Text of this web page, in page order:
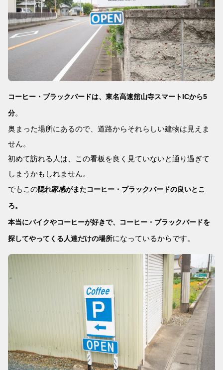
コーヒー・ブラックバードは、東名高速舘山寺スマートICから5
分。
奥まった場所にあるので、道路からそれらしい建物は見えま
せん。
初めて訪れる人は、この看板を良く見ていないと通り過ぎて
しまうかもしれません。
でもこの隠れ家感がまたコーヒー・プラックバードの良いとこ
ろ。
本当にバイクやコーヒーが好きで、コーヒー・ブラックバードを
探してやってくる人達だけの場所になっているからです。